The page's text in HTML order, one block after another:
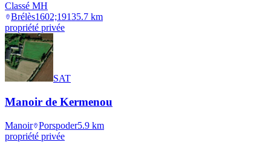
Classé MH
Brélès1602;19135.7 km
propriété privée
SAT
Manoir de Kermenou
Manoir Porspoder5.9 km
propriété privée